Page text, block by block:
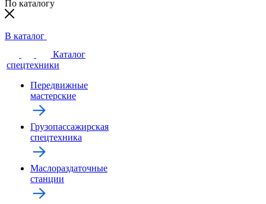
По каталогу
В каталог
Каталог
спецтехники
Передвижные
мастерские
Грузопассажирская
спецтехника
Маслораздаточные
станции